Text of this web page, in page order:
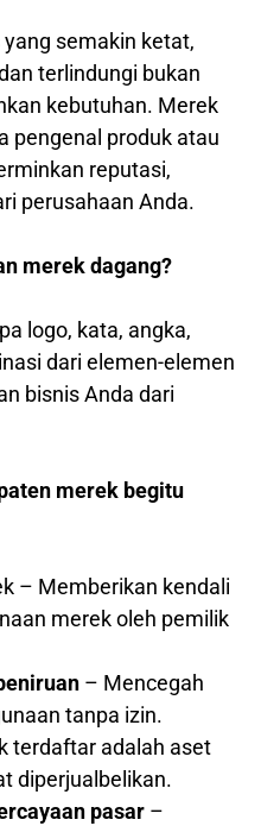
semakin ketat,
terlindungi bukan
kebutuhan. Merek
pengenal produk atau
reputasi,
perusahaan Anda.
merek dagang?
logo, kata, angka,
dari elemen-elemen
bisnis Anda dari
merek begitu
– Memberikan kendali
merek oleh pemilik
– Mencegah
tanpa izin.
terdaftar adalah aset
diperjualbelikan.
pasar –